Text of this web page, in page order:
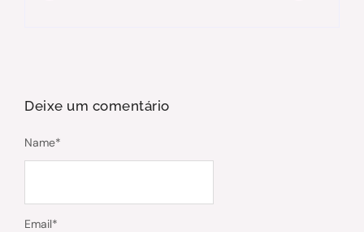
Deixe um comentário
Name*
Email*